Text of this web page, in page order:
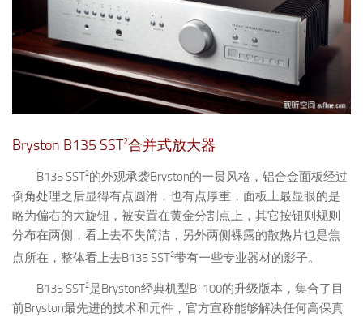
Bryston B135 SST2合并式放大器
B135 SST2的外观承袭Bryston的一贯风格，铝合金面板经过
倒角处理之后显得有点圆滑，也有点厚重，面板上最显眼的是
略为偏右的大旋钮，被安置在黄金分割点上，其它按钮则规则
分布在两侧，看上去不失简洁，另外两侧裸露的散热片也是焦
点所在，整体看上去B135 SST2带有一些专业器材的影子。
B135 SST2是Bryston经典机型B-100的升级版本，集合了目
前Bryston最先进的技术和元件，官方宣称能够解决任何高保真